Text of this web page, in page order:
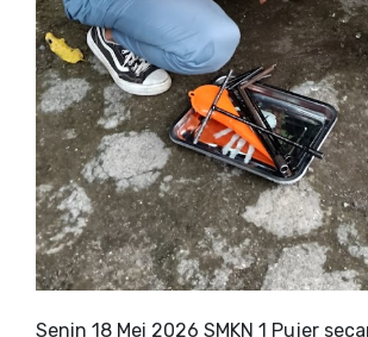
Senin 18 Mei 2026 SMKN 1 Pujer